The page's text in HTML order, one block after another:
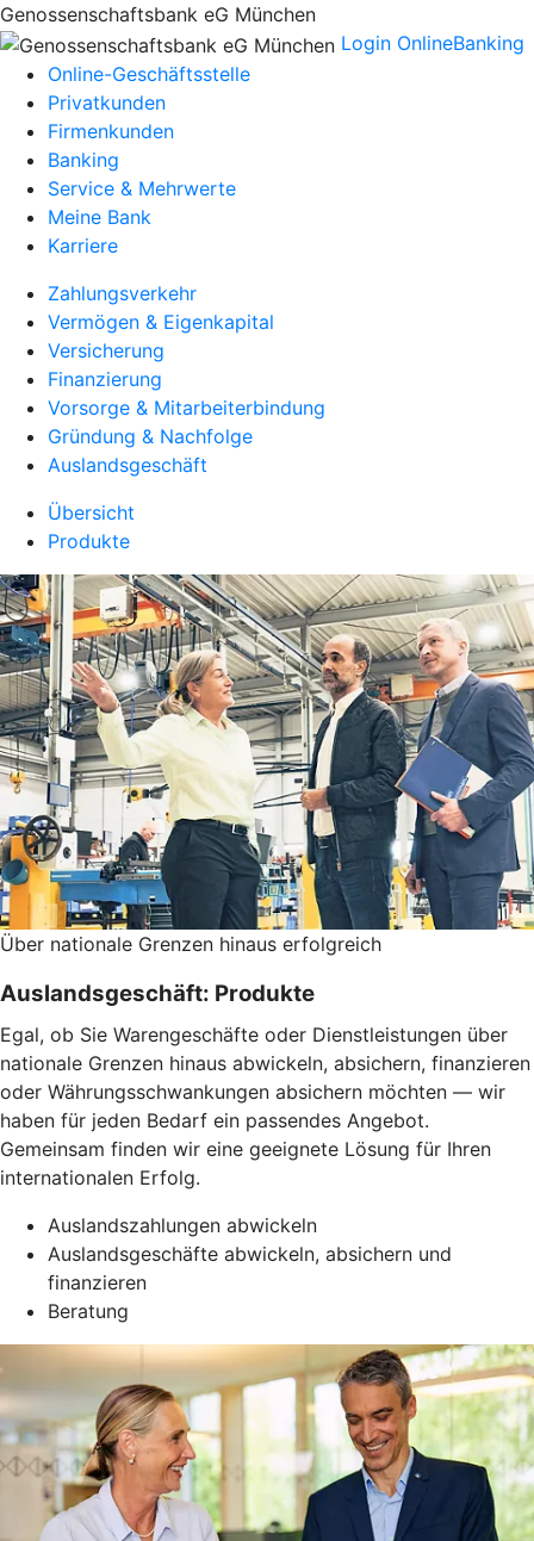
Genossenschaftsbank eG München
Login OnlineBanking
Online-Geschäftsstelle
Privatkunden
Firmenkunden
Banking
Service & Mehrwerte
Meine Bank
Karriere
Zahlungsverkehr
Vermögen & Eigenkapital
Versicherung
Finanzierung
Vorsorge & Mitarbeiterbindung
Gründung & Nachfolge
Auslandsgeschäft
Übersicht
Produkte
Über nationale Grenzen hinaus erfolgreich
Auslandsgeschäft: Produkte
Egal, ob Sie Warengeschäfte oder Dienstleistungen über
nationale Grenzen hinaus abwickeln, absichern, finanzieren
oder Währungsschwankungen absichern möchten — wir
haben für jeden Bedarf ein passendes Angebot.
Gemeinsam finden wir eine geeignete Lösung für Ihren
internationalen Erfolg.
Auslandszahlungen abwickeln
Auslandsgeschäfte abwickeln, absichern und
finanzieren
Beratung